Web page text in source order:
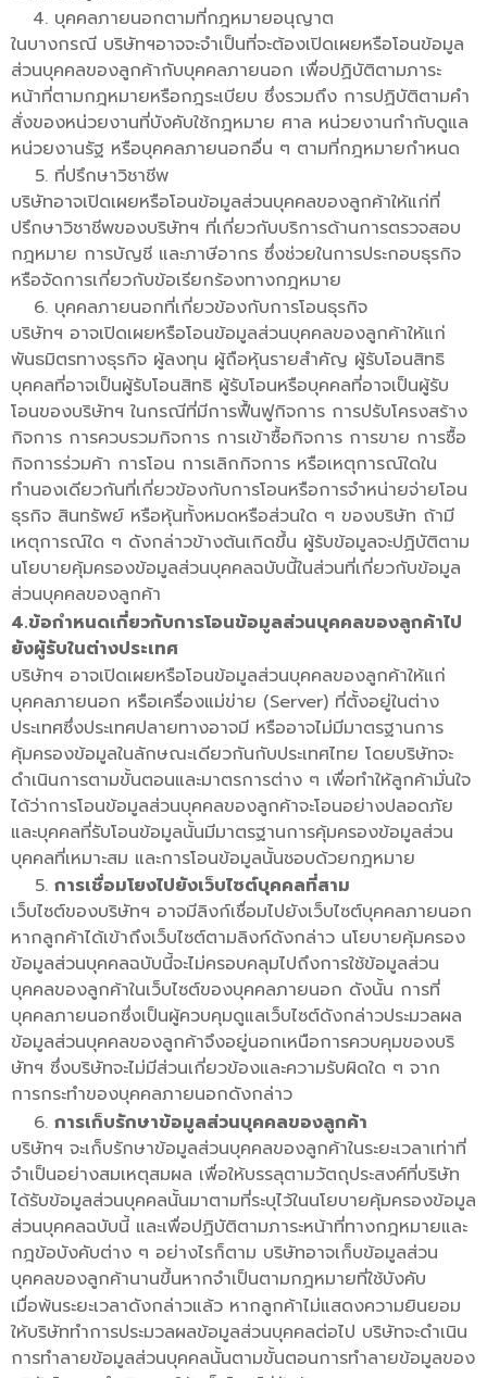
บุคคลภายนอกตามที่กฎหมายอนุญาต
ในบางกรณี บริษัทฯอาจจะจำเป็นที่จะต้องเปิดเผยหรือโอนข้อมูล
ส่วนบุคคลของลูกค้ากับบุคคลภายนอก เพื่อปฏิบัติตามภาระ
หน้าที่ตามกฎหมายหรือกฎระเบียบ ซึ่งรวมถึง การปฏิบัติตามคำ
สั่งของหน่วยงานที่บังคับใช้กฎหมาย ศาล หน่วยงานกำกับดูแล
หน่วยงานรัฐ หรือบุคคลภายนอกอื่น ๆ ตามที่กฎหมายกำหนด
ที่ปรึกษาวิชาชีพ
บริษัทอาจเปิดเผยหรือโอนข้อมูลส่วนบุคคลของลูกค้าให้แก่ที่
ปรึกษาวิชาชีพของบริษัทฯ ที่เกี่ยวกับบริการด้านการตรวจสอบ
กฎหมาย การบัญชี และภาษีอากร ซึ่งช่วยในการประกอบธุรกิจ
หรือจัดการเกี่ยวกับข้อเรียกร้องทางกฎหมาย
บุคคลภายนอกที่เกี่ยวข้องกับการโอนธุรกิจ
บริษัทฯ อาจเปิดเผยหรือโอนข้อมูลส่วนบุคคลของลูกค้าให้แก่
พันธมิตรทางธุรกิจ ผู้ลงทุน ผู้ถือหุ้นรายสำคัญ ผู้รับโอนสิทธิ
บุคคลที่อาจเป็นผู้รับโอนสิทธิ ผู้รับโอนหรือบุคคลที่อาจเป็นผู้รับ
โอนของบริษัทฯ ในกรณีที่มีการฟื้นฟูกิจการ การปรับโครงสร้าง
กิจการ การควบรวมกิจการ การเข้าซื้อกิจการ การขาย การซื้อ
กิจการร่วมค้า การโอน การเลิกกิจการ หรือเหตุการณ์ใดใน
ทำนองเดียวกันที่เกี่ยวข้องกับการโอนหรือการจำหน่ายจ่ายโอน
ธุรกิจ สินทรัพย์ หรือหุ้นทั้งหมดหรือส่วนใด ๆ ของบริษัท ถ้ามี
เหตุการณ์ใด ๆ ดังกล่าวข้างต้นเกิดขึ้น ผู้รับข้อมูลจะปฏิบัติตาม
นโยบายคุ้มครองข้อมูลส่วนบุคคลฉบับนี้ในส่วนที่เกี่ยวกับข้อมูล
ส่วนบุคคลของลูกค้า
4.ข้อกำหนดเกี่ยวกับการโอนข้อมูลส่วนบุคคลของลูกค้าไป
ยังผู้รับในต่างประเทศ
บริษัทฯ อาจเปิดเผยหรือโอนข้อมูลส่วนบุคคลของลูกค้าให้แก่
บุคคลภายนอก หรือเครื่องแม่ข่าย (Server) ที่ตั้งอยู่ในต่าง
ประเทศซึ่งประเทศปลายทางอาจมี หรืออาจไม่มีมาตรฐานการ
คุ้มครองข้อมูลในลักษณะเดียวกันกับประเทศไทย โดยบริษัทจะ
ดำเนินการตามขั้นตอนและมาตรการต่าง ๆ เพื่อทำให้ลูกค้ามั่นใจ
ได้ว่าการโอนข้อมูลส่วนบุคคลของลูกค้าจะโอนอย่างปลอดภัย
และบุคคลที่รับโอนข้อมูลนั้นมีมาตรฐานการคุ้มครองข้อมูลส่วน
บุคคลที่เหมาะสม และการโอนข้อมูลนั้นชอบด้วยกฎหมาย
การเชื่อมโยงไปยังเว็บไซต์บุคคลที่สาม
เว็บไซต์ของบริษัทฯ อาจมีลิงก์เชื่อมไปยังเว็บไซต์บุคคลภายนอก
หากลูกค้าได้เข้าถึงเว็บไซต์ตามลิงก์ดังกล่าว นโยบายคุ้มครอง
ข้อมูลส่วนบุคคลฉบับนี้จะไม่ครอบคลุมไปถึงการใช้ข้อมูลส่วน
บุคคลของลูกค้าในเว็บไซต์ของบุคคลภายนอก ดังนั้น การที่
บุคคลภายนอกซึ่งเป็นผู้ควบคุมดูแลเว็บไซต์ดังกล่าวประมวลผล
ข้อมูลส่วนบุคคลของลูกค้าจึงอยู่นอกเหนือการควบคุมของบริ
ษัทฯ ซึ่งบริษัทจะไม่มีส่วนเกี่ยวข้องและความรับผิดใด ๆ จาก
การกระทำของบุคคลภายนอกดังกล่าว
การเก็บรักษาข้อมูลส่วนบุคคลของลูกค้า
บริษัทฯ จะเก็บรักษาข้อมูลส่วนบุคคลของลูกค้าในระยะเวลาเท่าที่
จำเป็นอย่างสมเหตุสมผล เพื่อให้บรรลุตามวัตถุประสงค์ที่บริษัท
ได้รับข้อมูลส่วนบุคคลนั้นมาตามที่ระบุไว้ในนโยบายคุ้มครองข้อมูล
ส่วนบุคคลฉบับนี้ และเพื่อปฏิบัติตามภาระหน้าที่ทางกฎหมายและ
กฎข้อบังคับต่าง ๆ อย่างไรก็ตาม บริษัทอาจเก็บข้อมูลส่วน
บุคคลของลูกค้านานขึ้นหากจำเป็นตามกฎหมายที่ใช้บังคับ
เมื่อพ้นระยะเวลาดังกล่าวแล้ว หากลูกค้าไม่แสดงความยินยอม
ให้บริษัททำการประมวลผลข้อมูลส่วนบุคคลต่อไป บริษัทจะดำเนิน
การทำลายข้อมูลส่วนบุคคลนั้นตามขั้นตอนการทำลายข้อมูลของ